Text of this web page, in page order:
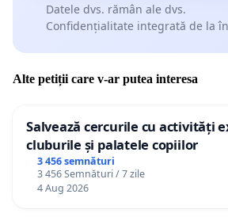
Datele dvs. rămân ale dvs.
Confidențialitate integrată de la
Alte petiții care v-ar putea interesa
Salvează cercurile cu activități
cluburile și palatele copiilor
3 456 semnături
3 456 Semnături / 7 zile
4 Aug 2026